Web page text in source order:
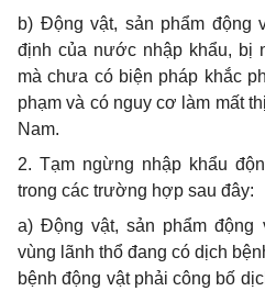
b) Động vật, sản phẩm động
định của nước nhập khẩu, bị
mà chưa có biện pháp khắc
phạm và có nguy cơ làm mất
Nam.
2. Tạm ngừng nhập khẩu
trong các trường hợp sau đây:
a) Động vật, sản phẩm động
vùng lãnh thổ đang có dịch
bệnh động vật phải công bố